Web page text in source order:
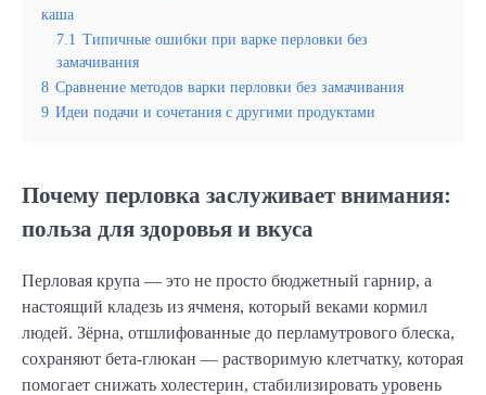
каша
7.1 Типичные ошибки при варке перловки без
замачивания
8 Сравнение методов варки перловки без замачивания
9 Идеи подачи и сочетания с другими продуктами
Почему перловка заслуживает внимания:
польза для здоровья и вкуса
Перловая крупа — это не просто бюджетный гарнир, а
настоящий кладезь из ячменя, который веками кормил
людей. Зёрна, отшлифованные до перламутрового блеска,
сохраняют бета-глюкан — растворимую клетчатку, которая
помогает снижать холестерин, стабилизировать уровень